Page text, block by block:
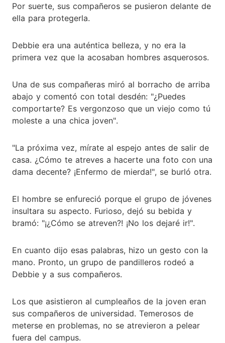
Por suerte, sus compañeros se pusieron delante de
ella para protegerla.
Debbie era una auténtica belleza, y no era la
primera vez que la acosaban hombres asquerosos.
Una de sus compañeras miró al borracho de arriba
abajo y comentó con total desdén: "¿Puedes
comportarte? Es vergonzoso que un viejo como tú
moleste a una chica joven".
"La próxima vez, mírate al espejo antes de salir de
casa. ¿Cómo te atreves a hacerte una foto con una
dama decente? ¡Enfermo de mierda!", se burló otra.
El hombre se enfureció porque el grupo de jóvenes
insultara su aspecto. Furioso, dejó su bebida y
bramó: "¡¿Cómo se atreven?! ¡No los dejaré ir!".
En cuanto dijo esas palabras, hizo un gesto con la
mano. Pronto, un grupo de pandilleros rodeó a
Debbie y a sus compañeros.
Los que asistieron al cumpleaños de la joven eran
sus compañeros de universidad. Temerosos de
meterse en problemas, no se atrevieron a pelear
fuera del campus.